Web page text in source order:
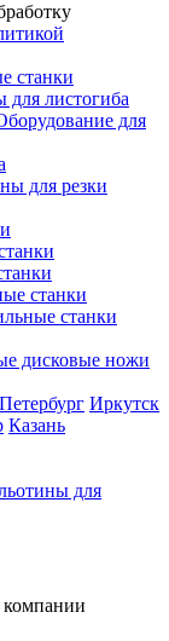
станки
для листогиба
для
для резки
станки
станки
дисковые ножи
Иркутск
Казань
для
компании